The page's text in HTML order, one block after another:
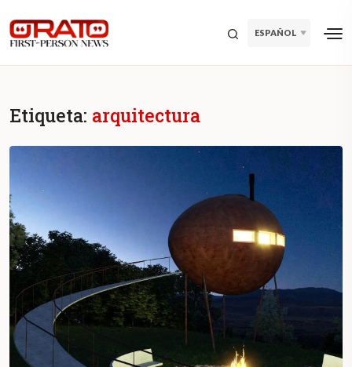
ESPAÑOL
Etiqueta: arquitectura